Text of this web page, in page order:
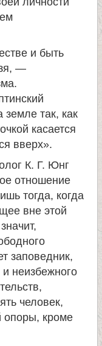
и быть
—
так, как
касается
вверх».
К. Г. Юнг
отношение
тогда, когда
вне этой
заповедник,
неизбежного
человек,
опоры, кроме